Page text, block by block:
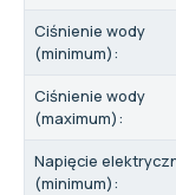
Ciśnienie wody
(minimum):
Ciśnienie wody
(maximum):
Napięcie
(minimum):